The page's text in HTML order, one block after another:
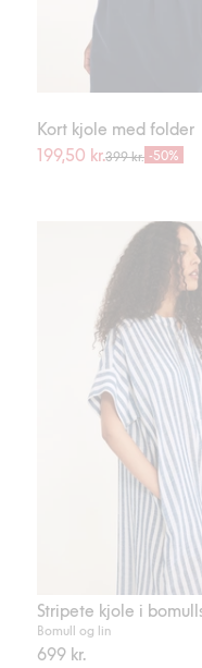
Kort kjole med folder
199,50 kr.399 kr. -50%
Stripete kjole i
Bomull og lin
699 kr.